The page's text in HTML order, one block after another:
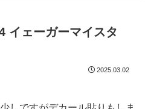
イェーガーマイスタ
2025.03.02